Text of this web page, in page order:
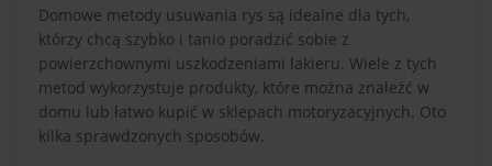
Domowe metody usuwania rys są idealne dla tych,
którzy chcą szybko i tanio poradzić sobie z
powierzchownymi uszkodzeniami lakieru. Wiele z tych
metod wykorzystuje produkty, które można znaleźć w
domu lub łatwo kupić w sklepach motoryzacyjnych. Oto
kilka sprawdzonych sposobów.